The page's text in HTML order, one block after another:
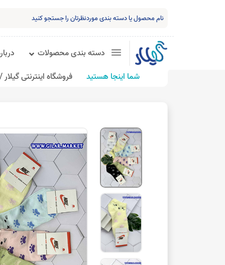
دسته بندی محصولات
شما اینجا هستید
فروشگاه اینترنتی گیلار /